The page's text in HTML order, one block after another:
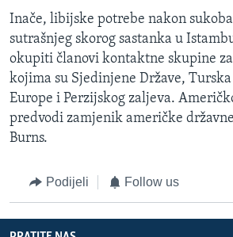
Inače, libijske potrebe nakon
sutrašnjeg skorog sastanka u
okupiti članovi kontaktne skupine
kojima su Sjedinjene Države,
Europe i Perzijskog zaljeva.
predvodi zamjenik američke
Burns.
Podijeli Follow us